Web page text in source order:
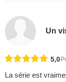
Un
5,0
La série est